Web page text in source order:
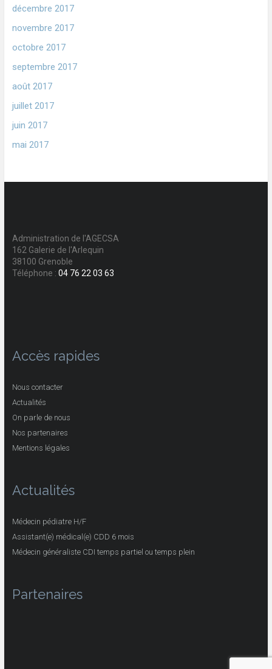
décembre 2017
novembre 2017
octobre 2017
septembre 2017
août 2017
juillet 2017
juin 2017
mai 2017
Administration de l'AGECSA
162 Galerie de l'Arlequin
38100 Grenoble
Téléphone : 04 76 22 03 63
Accès rapides
Nous contacter
Actualités
On parle de nous
Nos partenaires
Mentions légales
Actualités
Médecin pédiatre H/F
Assistant(e) médical(e) CDD 6 mois
Médecin généraliste CDI temps partiel ou temps plein
Partenaires